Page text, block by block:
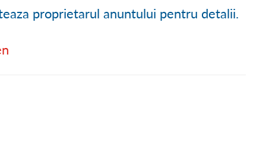
proprietarul anuntului pentru detalii.